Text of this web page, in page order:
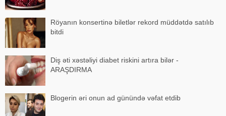
Röyanın konsertinə biletlər rekord müddətdə satılıb
bitdi
Diş əti xəstəliyi diabet riskini artıra bilər -
ARAŞDIRMA
Blogerin əri onun ad günündə vəfat etdib